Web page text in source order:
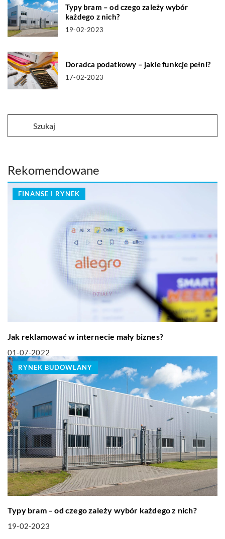
Typy bram – od czego zależy wybór
każdego z nich?
19-02-2023
Doradca podatkowy – jakie funkcje pełni?
17-02-2023
Rekomendowane
FINANSE I RYNEK
Jak reklamować w internecie mały biznes?
01-07-2022
RYNEK BUDOWLANY
Typy bram – od czego zależy wybór każdego z nich?
19-02-2023